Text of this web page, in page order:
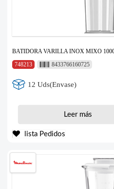
BATIDORA VARILLA INOX MIXO
748213
8433766160725
12 Uds(Envase)
Leer más
lista Pedidos